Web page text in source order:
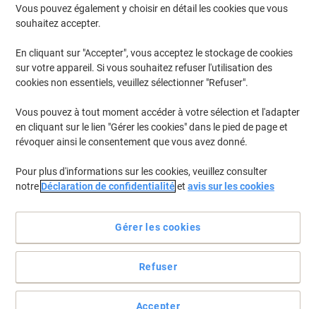
Canon I-Sensys LBP-6030 W
Pour retrouver les imprimantes listées et/ou les cartouches
précédemment achetéesSe connecter
gratuit
Toner 725 D'origine Canon Noir
Achetez Plus,Dépensez Moins
€63,99
Unité
À partir de 3 Unités
€74,87 TVA incl.
En stock
Filtrer par
Vous pouvez également y choisir en détail les cookies que vous
souhaitez accepter.
En cliquant sur "Accepter", vous acceptez le stockage de cookies
sur votre appareil. Si vous souhaitez refuser l'utilisation des
cookies non essentiels, veuillez sélectionner "Refuser".
Vous pouvez à tout moment accéder à votre sélection et l'adapter
en cliquant sur le lien "Gérer les cookies" dans le pied de page et
révoquer ainsi le consentement que vous avez donné.
Pour plus d'informations sur les cookies, veuillez consulter
notre Déclaration de confidentialitéet avis sur les cookies
Gérer les cookies
Refuser
Accepter